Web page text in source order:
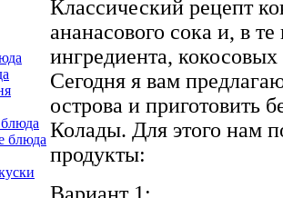
блюда
Классический рецепт
ананасового сока и, в
ингредиента,
Сегодня я вам
острова и приготовить
Колады. Для этого нам
продукты: